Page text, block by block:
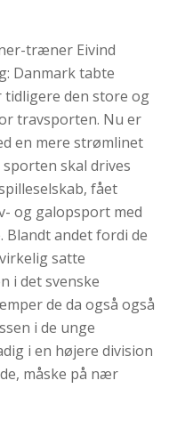
træner Eivind
Danmark tabte
den store og
travsporten. Nu er
en mere strømlinet
skal drives
fået
og galopsport med
andet fordi de
satte
i det svenske
de da også også
i de unge
i en højere division
måske på nær